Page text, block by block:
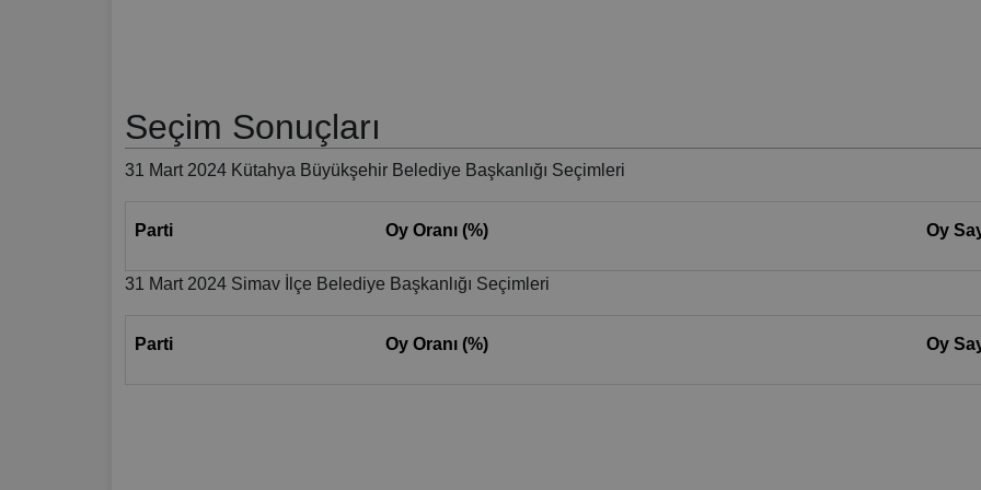
Seçim Sonuçları
31 Mart 2024 Kütahya Büyükşehir Belediye Başkanlığı Seçimleri
Parti Oy Oranı (%) Oy
31 Mart 2024 Simav İlçe Belediye Başkanlığı Seçimleri
Parti Oy Oranı (%) Oy